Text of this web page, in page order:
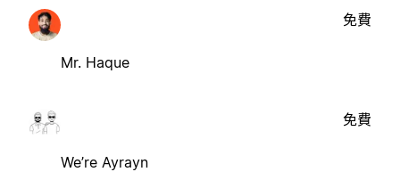
Mr. Haque
免費
We’re Ayrayn
免費